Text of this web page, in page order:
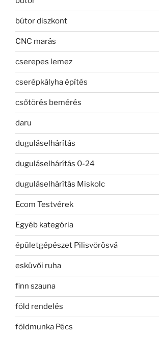
bútor diszkont
CNC marás
cserepes lemez
cserépkályha építés
csőtörés bemérés
daru
duguláselhárítás
duguláselhárítás 0-24
duguláselhárítás Miskolc
Ecom Testvérek
Egyéb kategória
épületgépészet Pilisvörösvá
esküvői ruha
finn szauna
föld rendelés
földmunka Pécs